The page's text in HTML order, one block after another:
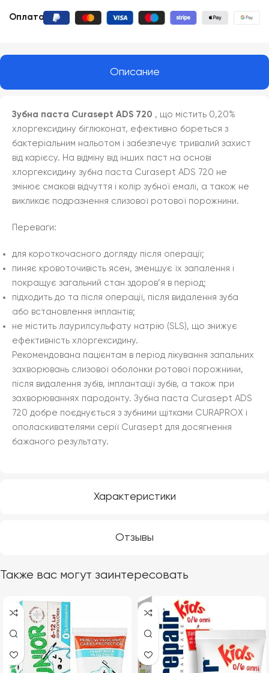
Оплата:
Описание
Характеристики
Отзывы
Зубна паста Curasept ADS 720 , що містить 0,20%
хлоргексидину біглюконат, ефективно бореться з
бактеріальним нальотом і забезпечує тривалий захист
від карієсу. На відміну від інших паст на основі
хлоргексидину зубна паста Curasept ADS 720 не
змінює смакові відчуття і колір зубної емалі, а також не
викликає подразнення слизової ротової порожнини.
Переваги:
для короткочасного догляду після операції;
пиняє кровоточивість ясен, зменшує їх запалення і
покращує загальний стан здоров’я в період;
підходить до та після операції, після видалення зуба
або встановлення імплантів;
не містить лаурилсульфату натрію (SLS), що знижує
ефективність хлоргексидину.
Рекомендована пацієнтам в період лікування запальних
захворювань слизової оболонки ротової порожнини,
після видалення зубів, імплантації зубів, а також при
захворюваннях пародонту. Зубна паста Curasept ADS
720 добре поєднується з зубними щітками CURAPROX і
ополаскивателями серії Curasept для досягнення
бажаного результату.
Также вас могут заинтересовать